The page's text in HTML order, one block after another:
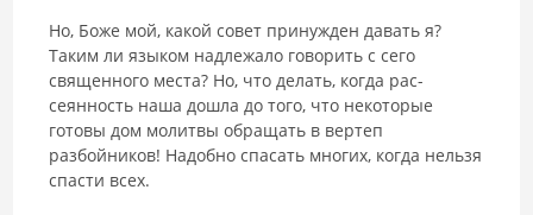
Но, Боже мой, какой совет принужден давать я?
Таким ли языком надлежало говорить с сего
священного места? Но, что делать, когда рас­
сеянность наша дошла до того, что некоторые
готовы дом молитвы об­ращать в вертеп
разбойников! Надобно спасать многих, когда нельзя
спасти всех.